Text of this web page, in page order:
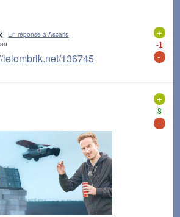
+
-1
-
En réponse à Ascaris
lelombrik.net/136745
+
8
-